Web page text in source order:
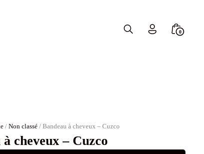
Search
0
/Non classé / Bandeau à cheveux – Cuzco
à cheveux – Cuzco